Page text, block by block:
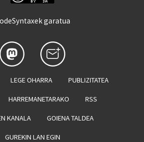
garatua
LEGE OHARRA PUBLIZITATEA
HARREMANETARAKO RSS
KANALA GOIENA TALDEA
GUREKIN LAN EGIN